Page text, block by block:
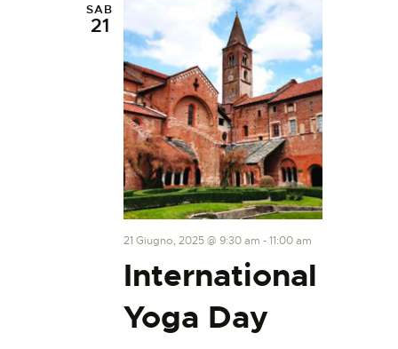
SAB
21
International
Yoga Day
21 Giugno, 2025 @ 9:30 am -11:00 am